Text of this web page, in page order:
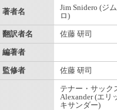
著者名
Jim Snidero (ジ
ロ)
翻訳者名 佐藤 研司
編著者
監修者 佐藤 研司
テナー・サック
Alexander (エリ
キサンダー)